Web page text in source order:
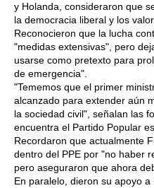
y Holanda, consideraron que
la democracia liberal y los
Reconocieron que la lucha
"medidas extensivas", pero
usarse como pretexto para
de emergencia".
"Tememos que el primer
alcanzado para extender aún
la sociedad civil", señalan las
encuentra el Partido Popular
Recordaron que actualmente
dentro del PPE por "no haber
pero aseguraron que ahora
En paralelo, dieron su apoyo